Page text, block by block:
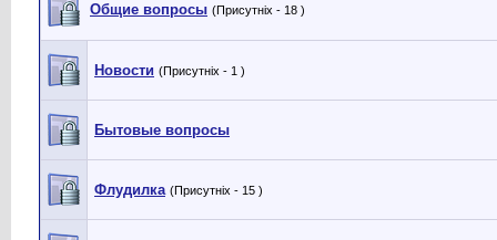
Общие вопросы (Присутніх - 18 )
Новости (Присутніх - 1 )
Бытовые вопросы
Флудилка (Присутніх - 15 )